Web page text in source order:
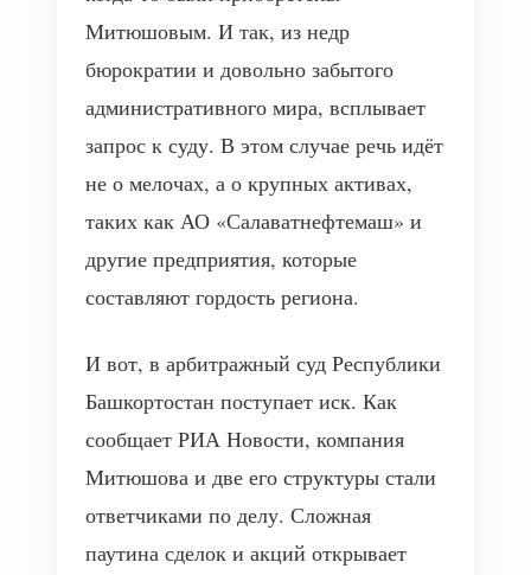
Митюшовым. И так, из недр
бюрократии и довольно забытого
административного мира, всплывает
запрос к суду. В этом случае речь идёт
не о мелочах, а о крупных активах,
таких как АО «Салаватнефтемаш» и
другие предприятия, которые
составляют гордость региона.
И вот, в арбитражный суд Республики
Башкортостан поступает иск. Как
сообщает РИА Новости, компания
Митюшова и две его структуры стали
ответчиками по делу. Сложная
паутина сделок и акций открывает